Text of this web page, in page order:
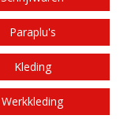
Paraplu's
Kleding
Werkkleding